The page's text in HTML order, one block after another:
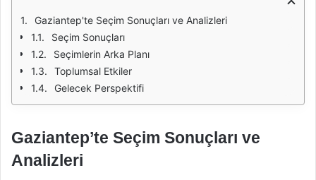
Gaziantep'te Seçim Sonuçları ve Analizleri
Seçim Sonuçları
Seçimlerin Arka Planı
Toplumsal Etkiler
Gelecek Perspektifi
Gaziantep’te Seçim Sonuçları ve
Analizleri